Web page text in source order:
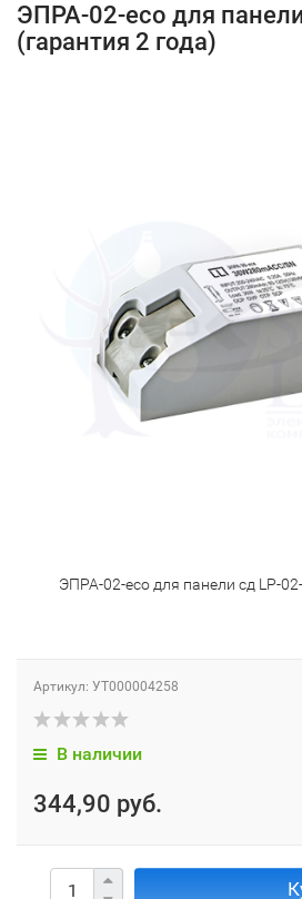
ЭПРА-02-eco для
(гарантия 2 года)
ЭПРА-02-eco для панели сд LP-
Артикул: УТ000004258
В наличии
344,90 руб.